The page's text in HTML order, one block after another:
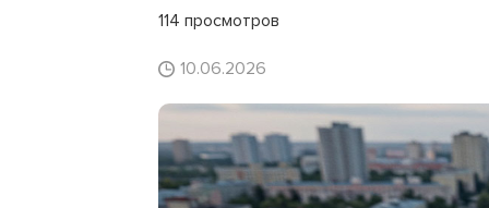
114 просмотров
10.06.2026